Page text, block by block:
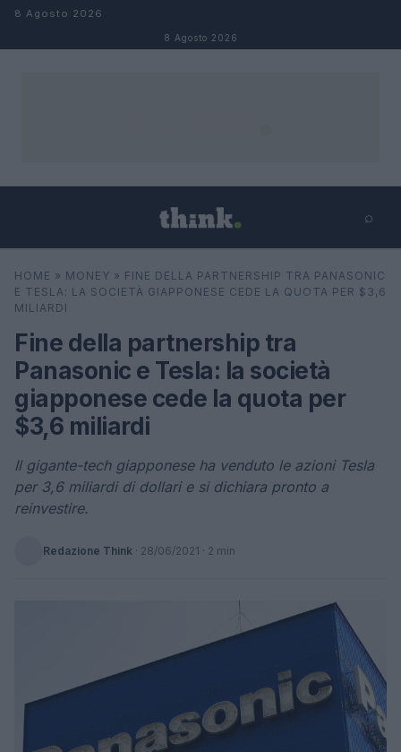
Salta al contenuto
8 Agosto 2026
8 Agosto 2026
⌕
Cerca ⌕ ×
HOME » MONEY » FINE DELLA PARTNERSHIP TRA PANASONIC
E TESLA: LA SOCIETÀ GIAPPONESE CEDE LA QUOTA PER $3,6
MILIARDI
Fine della partnership tra
Panasonic e Tesla: la società
giapponese cede la quota per
$3,6 miliardi
Il gigante-tech giapponese ha venduto le azioni Tesla
per 3,6 miliardi di dollari e si dichiara pronto a
reinvestire.
Redazione Think · 28/06/2021 · 2 min